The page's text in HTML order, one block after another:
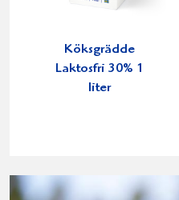
Köksgrädde
Laktosfri 30% 1
liter